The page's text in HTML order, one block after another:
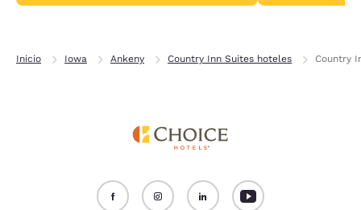
Inicio Iowa Ankeny Country Inn Suites hoteles Country